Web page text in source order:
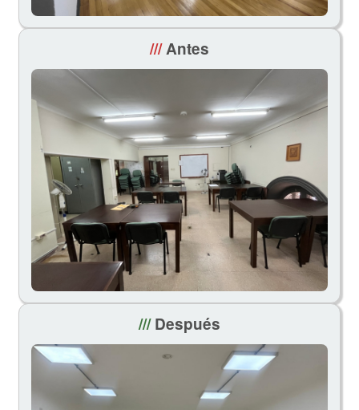
///Antes
///Después